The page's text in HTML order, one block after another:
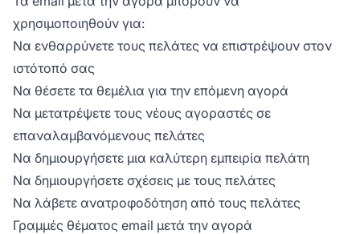
χρησιμοποιηθούν για:
Να ενθαρρύνετε τους πελάτες να επιστρέψουν στον
ιστότοπό σας
Να θέσετε τα θεμέλια για την επόμενη αγορά
Να μετατρέψετε τους νέους αγοραστές σε
επαναλαμβανόμενους πελάτες
Να δημιουργήσετε μια καλύτερη εμπειρία πελάτη
Να δημιουργήσετε σχέσεις με τους πελάτες
Να λάβετε ανατροφοδότηση από τους πελάτες
Γραμμές θέματος email μετά την αγορά